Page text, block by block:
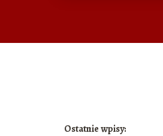
Ostatnie wpisy: